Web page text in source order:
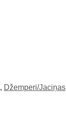
, Džemperi/Jaciņas